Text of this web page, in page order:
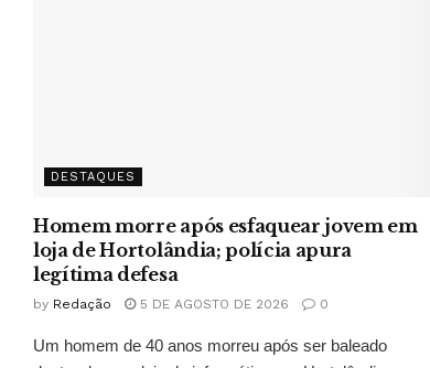
DESTAQUES
Homem morre após esfaquear jovem em
loja de Hortolândia; polícia apura
legítima defesa
by Redação 5 DE AGOSTO DE 2026 0
Um homem de 40 anos morreu após ser baleado